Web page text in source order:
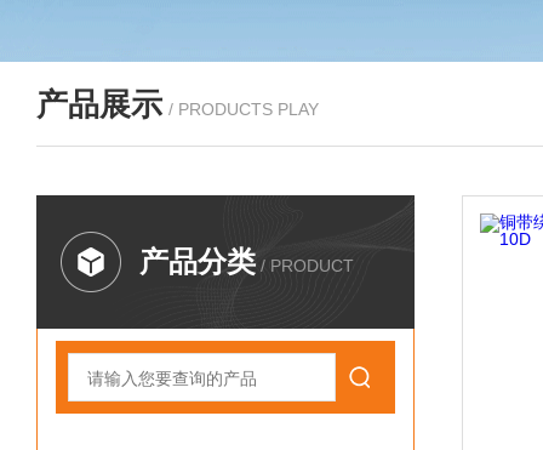
产品展示 / PRODUCTS PLAY
产品分类 / PRODUCT